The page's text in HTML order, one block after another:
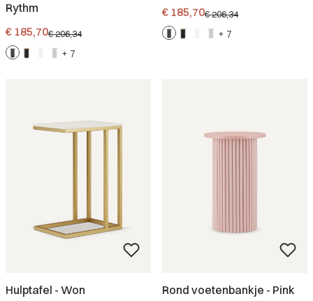
Rythm
Promotieprijs
€ 185,70€ 206,34
+ 7
Promotieprijs
€ 185,70€ 206,34
+ 7
Hulptafel - Won
Rond voetenbankje - Pink